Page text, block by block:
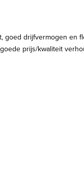
drijfvermogen en
prijs/kwaliteit